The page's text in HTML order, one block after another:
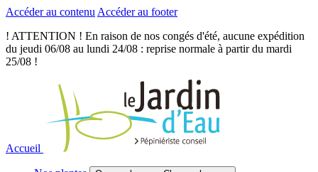
Accéder au contenu Accéder au footer
! ATTENTION ! En raison de nos congés d'été, aucune expédition
du jeudi 06/08 au lundi 24/08 : reprise normale à partir du mardi
25/08 !
Accueil